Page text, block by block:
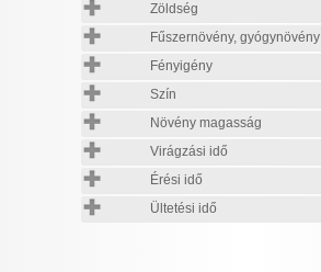
Zöldség
Fűszernövény, gyógynövény
Fényigény
Szín
Növény magasság
Virágzási idő
Érési idő
Ültetési idő